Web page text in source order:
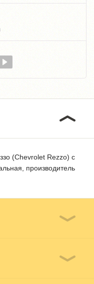
(Chevrolet Rezzo) с
производитель